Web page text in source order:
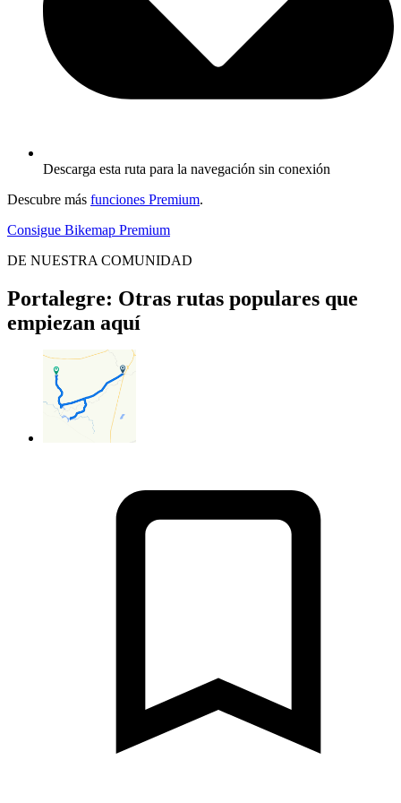
Descarga esta ruta para la navegación sin conexión
Descubre más funciones Premium.
Consigue Bikemap Premium
DE NUESTRA COMUNIDAD
Portalegre: Otras rutas populares que
empiezan aquí